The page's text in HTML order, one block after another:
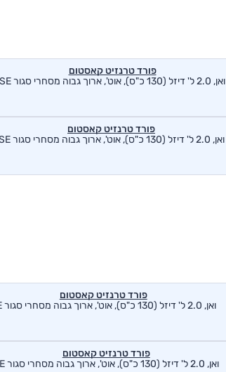
פורד טרנזיט קאסטום
ואן, 2.0 ל' דיזל (130 כ"ס), אוט', ארוך גבוה מסחרי סגור SE
פורד טרנזיט קאסטום
ואן, 2.0 ל' דיזל (130 כ"ס), אוט', ארוך גבוה מסחרי סגור SE
פורד טרנזיט קאסטום
ואן, 2.0 ל' דיזל (130 כ"ס), אוט', ארוך גבוה מסחרי סגור SE
פורד טרנזיט קאסטום
ואן, 2.0 ל' דיזל (130 כ"ס), אוט', ארוך גבוה מסחרי סגור SE